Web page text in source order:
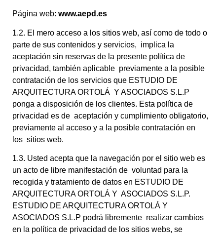
Página web: www.aepd.es
1.2. El mero acceso a los sitios web, así como de todo o
parte de sus contenidos y servicios, implica la
aceptación sin reservas de la presente política de
privacidad, también aplicable previamente a la posible
contratación de los servicios que ESTUDIO DE
ARQUITECTURA ORTOLÁ Y ASOCIADOS S.L.P
ponga a disposición de los clientes. Esta política de
privacidad es de aceptación y cumplimiento obligatorio,
previamente al acceso y a la posible contratación en
los sitios web.
1.3. Usted acepta que la navegación por el sitio web es
un acto de libre manifestación de voluntad para la
recogida y tratamiento de datos en ESTUDIO DE
ARQUITECTURA ORTOLÁ Y ASOCIADOS S.L.P.
ESTUDIO DE ARQUITECTURA ORTOLÁ Y
ASOCIADOS S.L.P podrá libremente realizar cambios
en la política de privacidad de los sitios webs, se